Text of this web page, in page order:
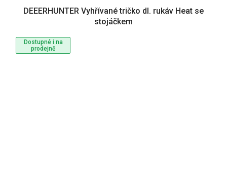
Dostupné i na
prodejně
DEEERHUNTER Vyhřívané tričko dl. rukáv Heat se
stojáčkem